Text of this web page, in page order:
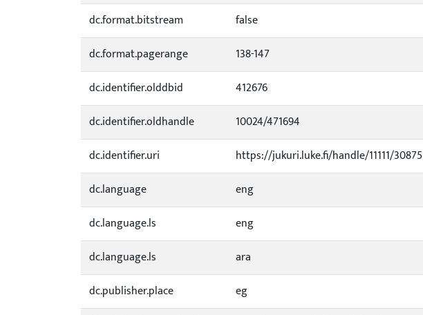
dc.format.bitstream
false
dc.format.pagerange
138-147
dc.identifier.olddbid
412676
dc.identifier.oldhandle
10024/471694
dc.identifier.uri
https://jukuri.luke.fi/handle/11111/30875
dc.language
eng
dc.language.ls
eng
dc.language.ls
ara
dc.publisher.place
eg